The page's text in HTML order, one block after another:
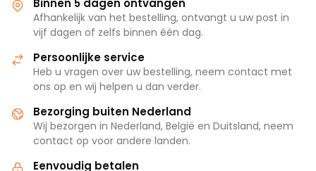
Binnen 5 dagen ontvangen
Afhankelijk van het bestelling, ontvangt u uw post in
vijf dagen of zelfs binnen één dag.
Persoonlijke service
Heb u vragen over uw bestelling, neem contact met
ons op en wij helpen u dan verder.
Bezorging buiten Nederland
Wij bezorgen in Nederland, België en Duitsland, neem
contact op voor andere landen.
Eenvoudig betalen